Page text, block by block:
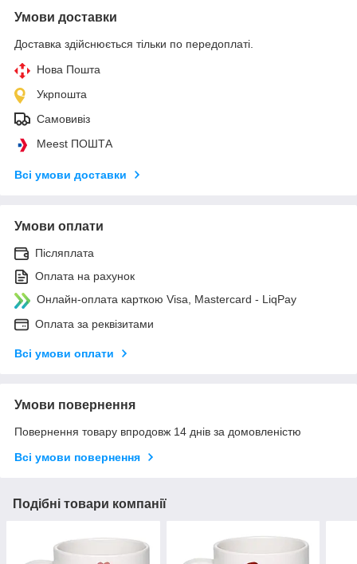
Умови доставки
Доставка здійснюється тільки по передоплаті.
Нова Пошта
Укрпошта
Самовивіз
Meest ПОШТА
Всі умови доставки
Умови оплати
Післяплата
Оплата на рахунок
Онлайн-оплата карткою Visa, Mastercard - LiqPay
Оплата за реквізитами
Всі умови оплати
Умови повернення
Повернення товару впродовж 14 днів за домовленістю
Всі умови повернення
Подібні товари компанії